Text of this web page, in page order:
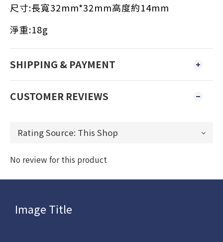
尺寸:長寬32mm*32mm高度約14mm
淨重:18g
SHIPPING & PAYMENT
CUSTOMER REVIEWS
No review for this product
Image Title